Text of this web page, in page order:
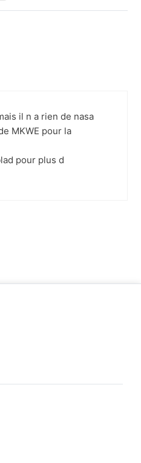
il n a rien de nasa
MKWE pour la
pour plus d